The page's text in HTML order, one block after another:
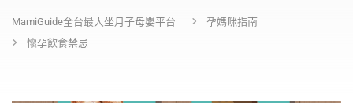
MamiGuide全台最大坐月子母嬰平台
孕媽咪指南
懷孕飲食禁忌